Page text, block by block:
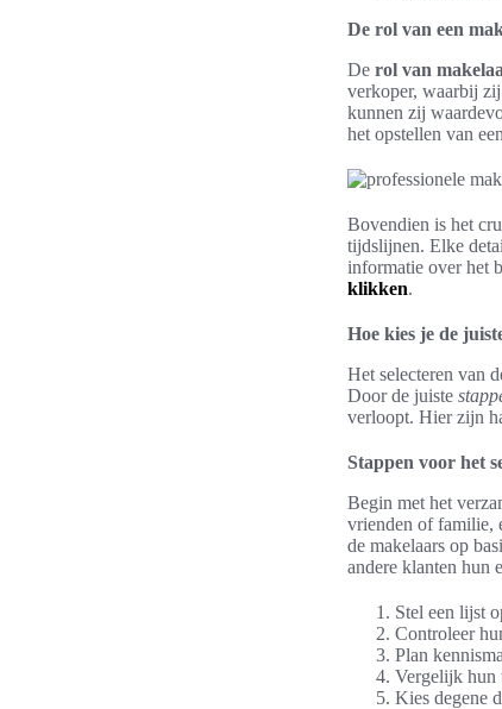
De rol van een
De rol van
verkoper, waarbij
kunnen zij
het opstellen van
Bovendien is het
tijdslijnen. Elke
informatie over het
klikken.
Hoe kies je de
Het selecteren van
Door de juiste
verloopt. Hier zijn
Stappen voor het
Begin met het
vrienden of familie,
de makelaars op
andere klanten hun
Stel een lijst
Controleer
Plan
Vergelijk hun
Kies degene